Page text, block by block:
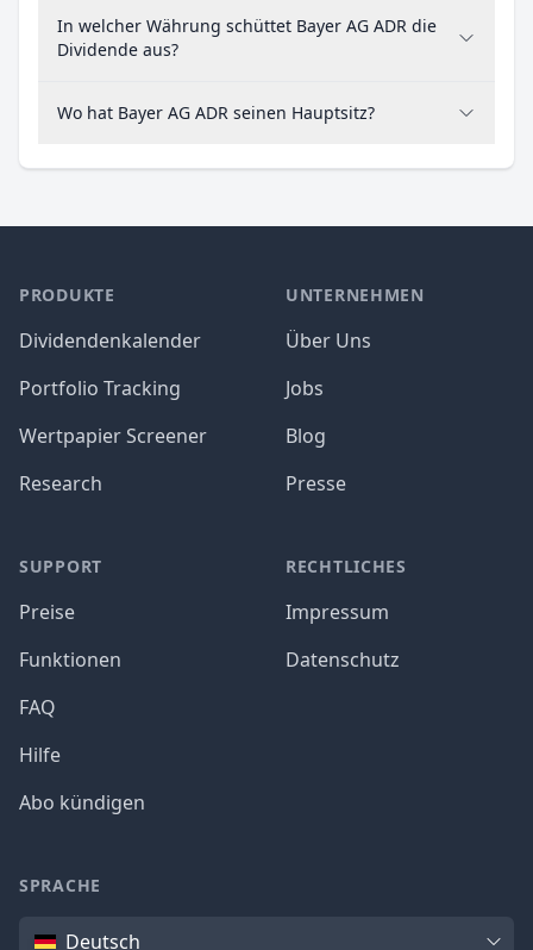
In welcher Währung schüttet Bayer AG ADR die
Dividende aus?
Wo hat Bayer AG ADR seinen Hauptsitz?
PRODUKTE
Dividendenkalender
Portfolio Tracking
Wertpapier Screener
Research
SUPPORT
Preise
Funktionen
FAQ
Hilfe
Abo kündigen
UNTERNEHMEN
Über Uns
Jobs
Blog
Presse
RECHTLICHES
Impressum
Datenschutz
SPRACHE
SpracheDeutsch